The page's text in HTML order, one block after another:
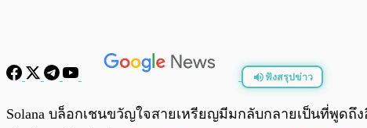
ฟังสรุปข่าว
พร้อมเล่น
Solana บล็อกเชนขวัญใจสายเหรียญมีมกลับกลายเป็นที่พูดถึ